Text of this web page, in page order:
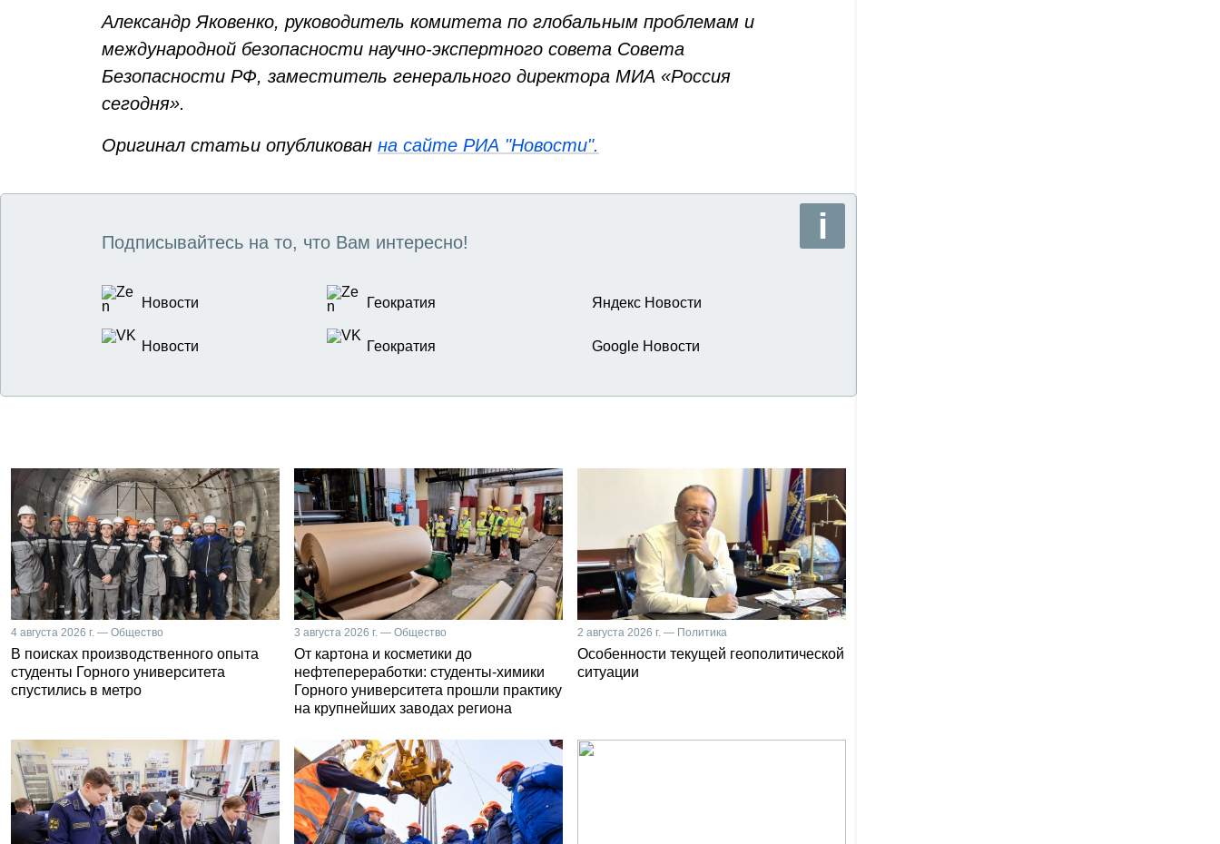
Александр Яковенко, руководитель комитета по глобальным проблемам и
международной безопасности научно-экспертного совета Совета
Безопасности РФ, заместитель генерального директора МИА «Россия
сегодня».
Оригинал статьи опубликован на сайте РИА "Новости".
Подписывайтесь на то, что Вам интересно!
Новости Геократия Яндекс Новости
Новости Геократия Google Новости
4 августа 2026 г. — Общество
В поисках производственного опыта
студенты Горного университета
спустились в метро
3 августа 2026 г. — Общество
От картона и косметики до
нефтепереработки: студенты-химики
Горного университета прошли практику
на крупнейших заводах региона
2 августа 2026 г. — Политика
Особенности текущей геополитической
ситуации